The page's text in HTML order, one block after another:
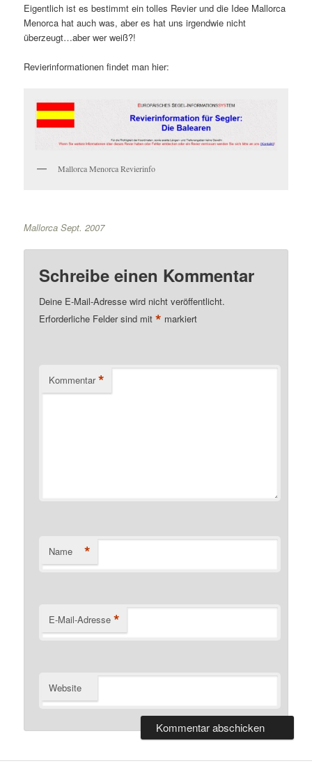
Eigentlich ist es bestimmt ein tolles Revier und die Idee Mallorca
Menorca hat auch was, aber es hat uns irgendwie nicht
überzeugt…aber wer weiß?!
Revierinformationen findet man hier:
Mallorca Menorca Revierinfo
Mallorca Sept. 2007
Schreibe einen Kommentar
Deine E-Mail-Adresse wird nicht veröffentlicht.
Erforderliche Felder sind mit* markiert
Kommentar *
Name *
E-Mail-Adresse *
Website